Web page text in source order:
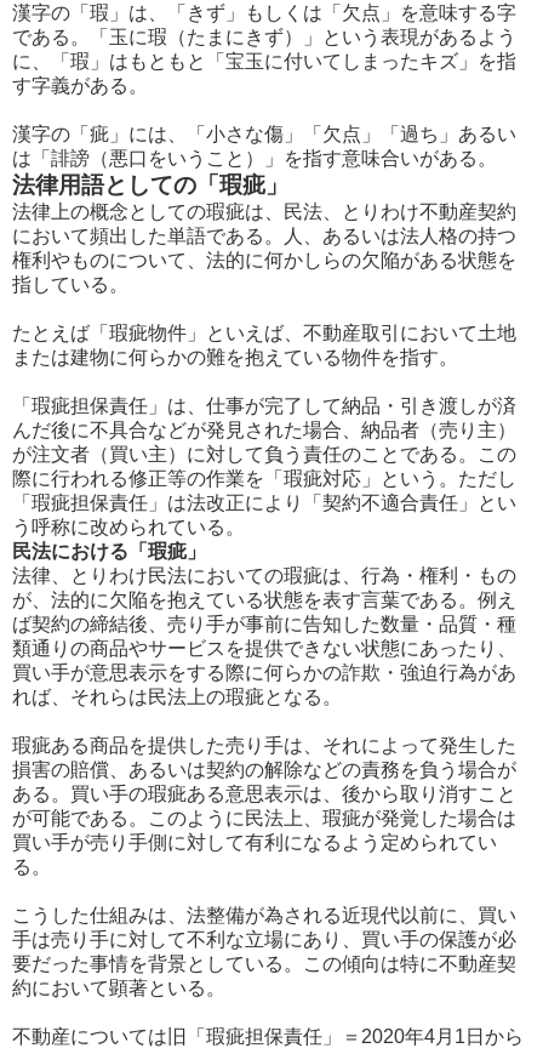
漢字の「瑕」は、「きず」もしくは「欠点」を意味する字
である。「玉に瑕（たまにきず）」という表現があるよう
に、「瑕」はもともと「宝玉に付いてしまったキズ」を指
す字義がある。
漢字の「疵」には、「小さな傷」「欠点」「過ち」あるい
は「誹謗（悪口をいうこと）」を指す意味合いがある。
法律用語としての「瑕疵」
法律上の概念としての瑕疵は、民法、とりわけ不動産契約
において頻出した単語である。人、あるいは法人格の持つ
権利やものについて、法的に何かしらの欠陥がある状態を
指している。
たとえば「瑕疵物件」といえば、不動産取引において土地
または建物に何らかの難を抱えている物件を指す。
「瑕疵担保責任」は、仕事が完了して納品・引き渡しが済
んだ後に不具合などが発見された場合、納品者（売り主）
が注文者（買い主）に対して負う責任のことである。この
際に行われる修正等の作業を「瑕疵対応」という。ただし
「瑕疵担保責任」は法改正により「契約不適合責任」とい
う呼称に改められている。
民法における「瑕疵」
法律、とりわけ民法においての瑕疵は、行為・権利・もの
が、法的に欠陥を抱えている状態を表す言葉である。例え
ば契約の締結後、売り手が事前に告知した数量・品質・種
類通りの商品やサービスを提供できない状態にあったり、
買い手が意思表示をする際に何らかの詐欺・強迫行為があ
れば、それらは民法上の瑕疵となる。
瑕疵ある商品を提供した売り手は、それによって発生した
損害の賠償、あるいは契約の解除などの責務を負う場合が
ある。買い手の瑕疵ある意思表示は、後から取り消すこと
が可能である。このように民法上、瑕疵が発覚した場合は
買い手が売り手側に対して有利になるよう定められてい
る。
こうした仕組みは、法整備が為される近現代以前に、買い
手は売り手に対して不利な立場にあり、買い手の保護が必
要だった事情を背景としている。この傾向は特に不動産契
約において顕著といる。
不動産については旧「瑕疵担保責任」＝2020年4月1日から